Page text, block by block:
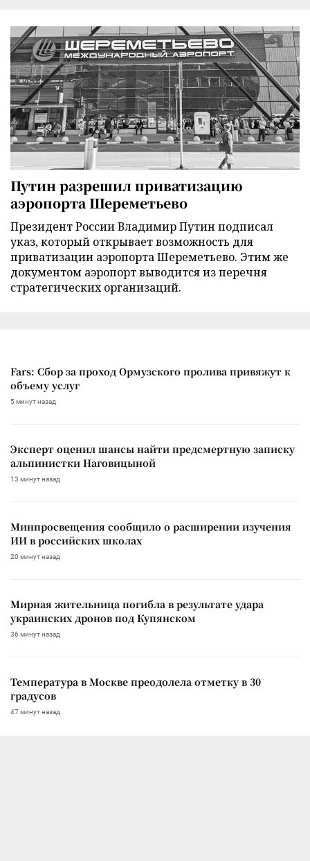
Путин разрешил приватизацию
аэропорта Шереметьево
Президент России Владимир Путин подписал
указ, который открывает возможность для
приватизации аэропорта Шереметьево. Этим же
документом аэропорт выводится из перечня
стратегических организаций.
Fars: Сбор за проход Ормузского пролива привяжут к
объему услуг
5 минут назад
Эксперт оценил шансы найти предсмертную записку
альпинистки Наговицыной
13 минут назад
Минпросвещения сообщило о расширении изучения
ИИ в российских школах
20 минут назад
Мирная жительница погибла в результате удара
украинских дронов под Купянском
36 минут назад
Температура в Москве преодолела отметку в 30
градусов
47 минут назад